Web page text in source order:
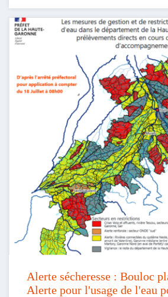
Alerte sécheresse : Bouloc
Alerte pour l'usage de l'eau